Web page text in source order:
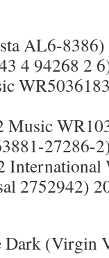
AL6-
4 94268 2
Music
2752942)
(Virgin